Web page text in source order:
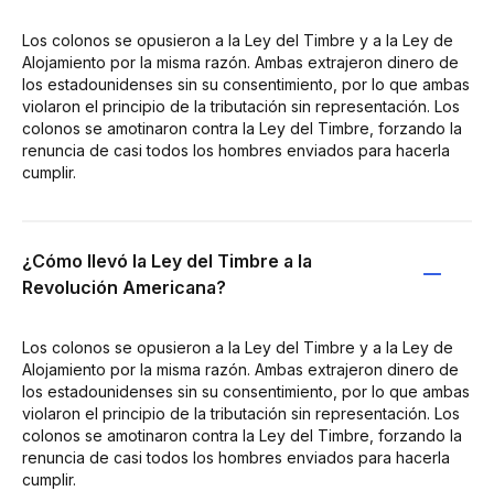
Los colonos se opusieron a la Ley del Timbre y a la Ley de
Alojamiento por la misma razón. Ambas extrajeron dinero de
los estadounidenses sin su consentimiento, por lo que ambas
violaron el principio de la tributación sin representación. Los
colonos se amotinaron contra la Ley del Timbre, forzando la
renuncia de casi todos los hombres enviados para hacerla
cumplir.
¿Cómo llevó la Ley del Timbre a la
Revolución Americana?
Los colonos se opusieron a la Ley del Timbre y a la Ley de
Alojamiento por la misma razón. Ambas extrajeron dinero de
los estadounidenses sin su consentimiento, por lo que ambas
violaron el principio de la tributación sin representación. Los
colonos se amotinaron contra la Ley del Timbre, forzando la
renuncia de casi todos los hombres enviados para hacerla
cumplir.